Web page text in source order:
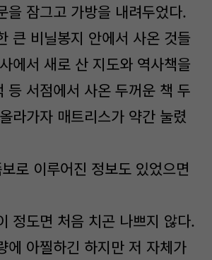
을 잠그고 가방을 내려두었다.
큰 비닐봉지 안에서 사온 것들
에서 새로 산 지도와 역사책을
등 서점에서 사온 두꺼운 책 두
라가자 매트리스가 약간 눌렸
로 이루어진 정보도 있었으면
정도면 처음 치곤 나쁘지 않다.
에 아찔하긴 하지만 저 자체가